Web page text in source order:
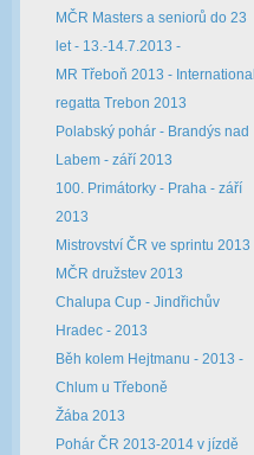
MČR Masters a seniorů do 23
let - 13.-14.7.2013 -
MR Třeboň 2013 - International
regatta Trebon 2013
Polabský pohár - Brandýs nad
Labem - září 2013
100. Primátorky - Praha - září
2013
Mistrovství ČR ve sprintu 2013
MČR družstev 2013
Chalupa Cup - Jindřichův
Hradec - 2013
Běh kolem Hejtmanu - 2013 -
Chlum u Třeboně
Žába 2013
Pohár ČR 2013-2014 v jízdě